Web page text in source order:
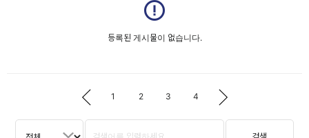
등록된 게시물이 없습니다.
1 2 3 4